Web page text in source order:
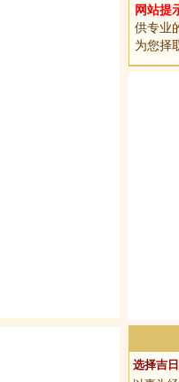
网站提
供专业
为您择
选择吉